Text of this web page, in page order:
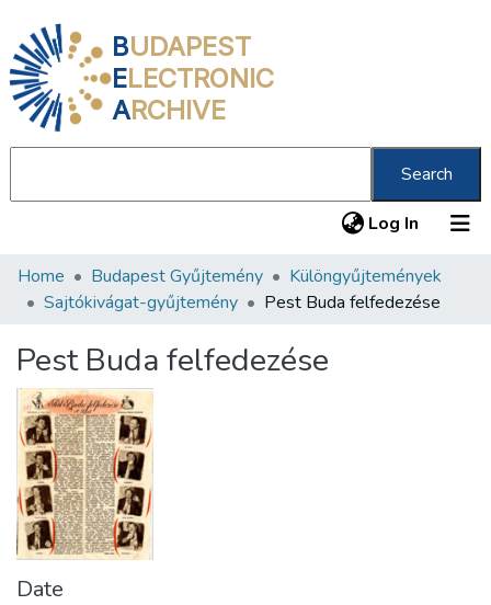
BUDAPEST
ELECTRONIC
ARCHIVE
Search
Log In (current)
Communities & Collections
Statistics
About us
Home Budapest Gyűjtemény
Különgyűjtemények
Sajtókivágat-gyűjtemény
Pest Buda felfedezése
Pest Buda felfedezése
Date